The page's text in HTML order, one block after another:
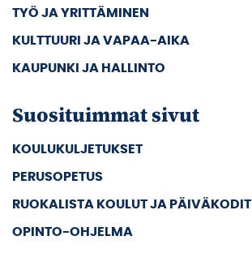
TYÖ JA YRITTÄMINEN
KULTTUURI JA VAPAA-AIKA
KAUPUNKI JA HALLINTO
Suosituimmat sivut
KOULUKULJETUKSET
PERUSOPETUS
RUOKALISTA KOULUT JA PÄIVÄKODIT
OPINTO-OHJELMA